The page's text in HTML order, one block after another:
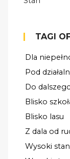
TAGI
Dla
Pod
Do
Blisko
Blisko lasu
Z dala od
Wysoki